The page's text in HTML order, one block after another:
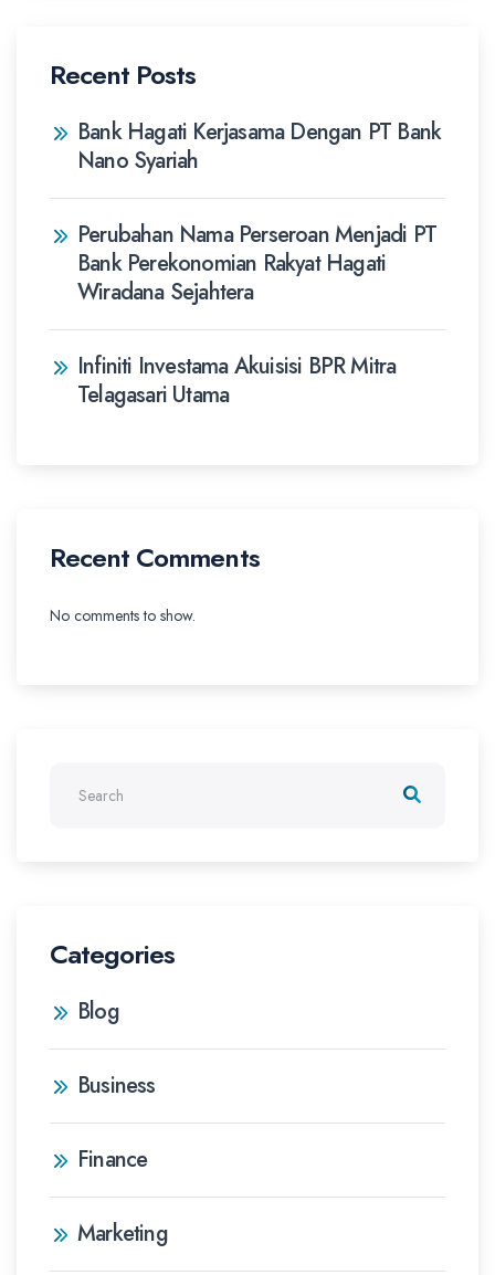
Recent Posts
Bank Hagati Kerjasama Dengan PT Bank
Nano Syariah
Perubahan Nama Perseroan Menjadi PT
Bank Perekonomian Rakyat Hagati
Wiradana Sejahtera
Infiniti Investama Akuisisi BPR Mitra
Telagasari Utama
Recent Comments
No comments to show.
Categories
Blog
Business
Finance
Marketing